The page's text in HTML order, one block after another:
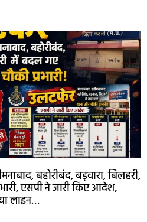
बहोरीबंद, बड़वारा, बिलहरी,
एसपी ने जारी किए आदेश,
लाइन…